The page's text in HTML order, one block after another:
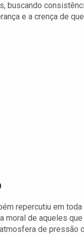
buscando
e a crença de
repercutiu em
de aqueles
de pressão